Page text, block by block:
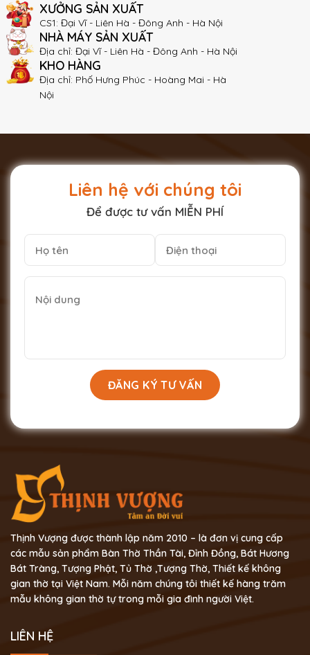
XƯỞNG SẢN XUẤT
CS1: Đại Vĩ - Liên Hà - Đông Anh - Hà Nội
NHÀ MÁY SẢN XUẤT
Địa chỉ: Đại Vĩ - Liên Hà - Đông Anh - Hà Nội
KHO HÀNG
Địa chỉ: Phố Hưng Phúc - Hoàng Mai - Hà
Nội
Liên hệ với chúng tôi
Để được tư vấn MIỄN PHÍ
Thịnh Vượng được thành lập năm 2010 – là đơn vị cung cấp
các mẫu sản phẩm Bàn Thờ Thần Tài, Đỉnh Đồng, Bát Hương
Bát Tràng, Tượng Phật, Tủ Thờ ,Tượng Thờ, Thiết kế không
gian thờ tại Việt Nam. Mỗi năm chúng tôi thiết kế hàng trăm
mẫu không gian thờ tự trong mỗi gia đình người Việt.
LIÊN HỆ